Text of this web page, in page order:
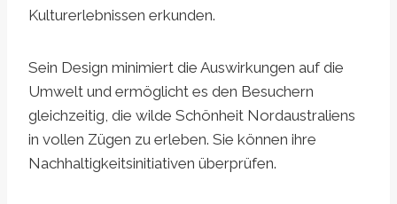
Kulturerlebnissen erkunden.
Sein Design minimiert die Auswirkungen auf die
Umwelt und ermöglicht es den Besuchern
gleichzeitig, die wilde Schönheit Nordaustraliens
in vollen Zügen zu erleben. Sie können ihre
Nachhaltigkeitsinitiativen überprüfen.